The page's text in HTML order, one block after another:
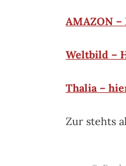
AMAZON
Weltbild –
Thalia –
Zur stehts